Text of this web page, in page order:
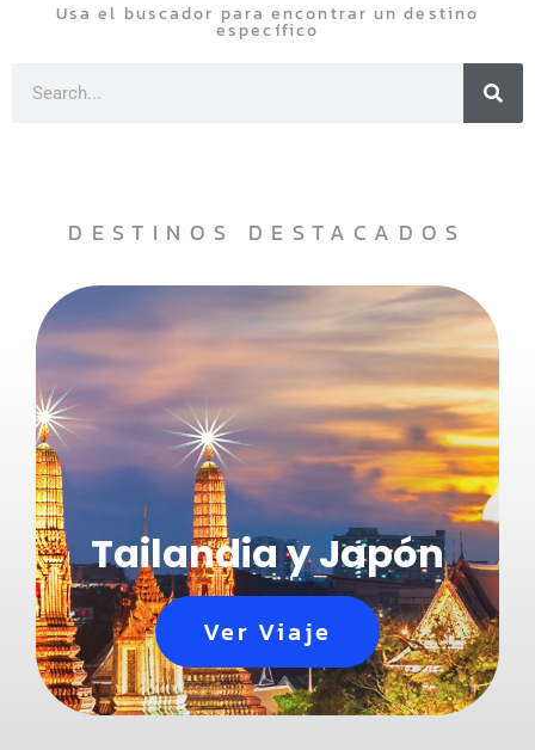
Usa el buscador para encontrar un destino
específico
DESTINOS DESTACADOS
Tailandia y Japón
Ver Viaje